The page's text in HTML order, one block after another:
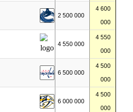
2 500 000
4 600
000
4 550 000
4 550
000
6 500 000
4 500
000
6 000 000
4 500
000